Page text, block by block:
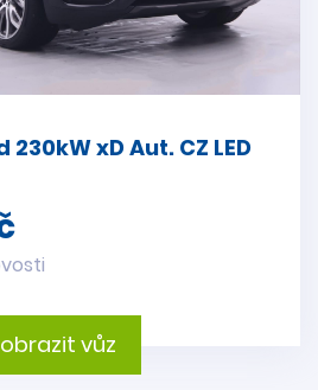
230kW xD Aut. CZ LED
vůz